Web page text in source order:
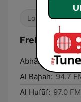
Lokal
Abhā:
101.0 FM
Al Bāḩah: 94.7
Al Hufūf: 97.0 FM